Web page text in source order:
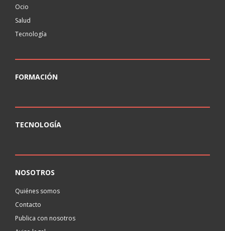
Ocio
Salud
Tecnología
FORMACIÓN
TECNOLOGÍA
NOSOTROS
Quiénes somos
Contacto
Publica con nosotros